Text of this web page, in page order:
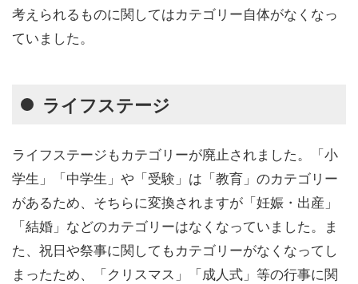
考えられるものに関してはカテゴリー自体がなくなっ
ていました。
ライフステージ
ライフステージもカテゴリーが廃止されました。「小
学生」「中学生」や「受験」は「教育」のカテゴリー
があるため、そちらに変換されますが「妊娠・出産」
「結婚」などのカテゴリーはなくなっていました。ま
た、祝日や祭事に関してもカテゴリーがなくなってし
まったため、「クリスマス」「成人式」等の行事に関